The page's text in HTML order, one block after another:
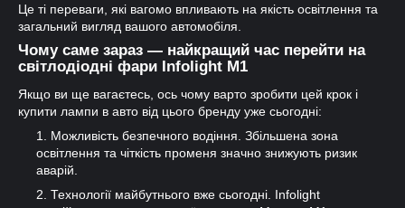
Це ті переваги, які вагомо впливають на якість освітлення та
загальний вигляд вашого автомобіля.
Чому саме зараз — найкращий час перейти на
світлодіодні фари Infolight M1
Якщо ви ще вагаєтесь, ось чому варто зробити цей крок і
купити лампи в авто від цього бренду уже сьогодні:
Можливість безпечного водіння. Збільшена зона
освітлення та чіткість променя значно знижують ризик
аварій.
Технології майбутнього вже сьогодні. Infolight